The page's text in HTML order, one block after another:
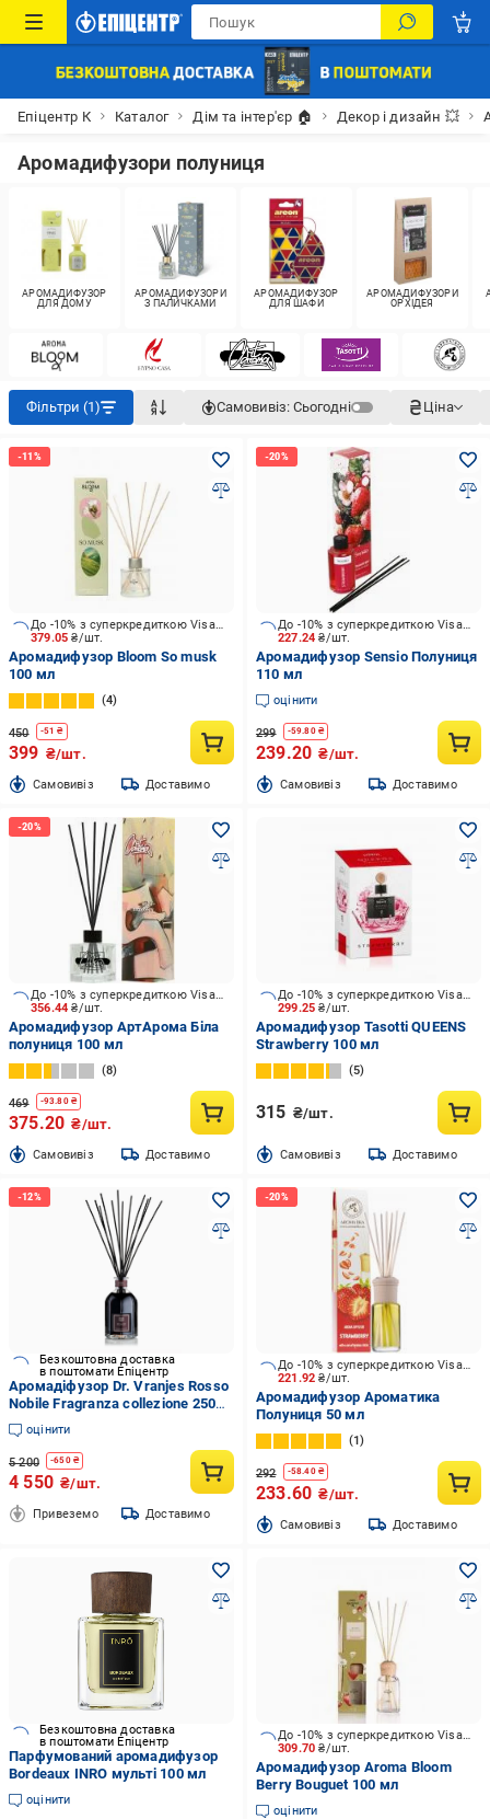
Епіцентр К Каталог Дім та інтер'єр 🏠 Декор і дизайн 💥
Аромадифузори полуниця
АРОМАДИФУЗОР
ДЛЯ ДОМУ
АРОМАДИФУЗОРИ
З ПАЛИЧКАМИ
АРОМАДИФУЗОР
ДЛЯ ШАФИ
АРОМАДИФУЗОРИ
ОРХІДЕЯ
Фільтри (1) Самовивіз: Сьогодні Ціна
379.05₴/шт.
До -10% з суперкредиткою Visa Вигода
Аромадифузор Bloom So musk
100 мл
4
450 -51 ₴
399 ₴/шт.
Cамовивіз Доставимо
227.24₴/шт.
До -10% з суперкредиткою Visa Вигода
Аромадифузор Sensio Полуниця
110 мл
оцінити
299 -59.80₴
239.20 ₴/шт.
Cамовивіз Доставимо
356.44₴/шт.
До -10% з суперкредиткою Visa Вигода
Аромадифузор АртАрома Біла
полуниця 100 мл
8
469 -93.80₴
375.20 ₴/шт.
Cамовивіз Доставимо
299.25₴/шт.
До -10% з суперкредиткою Visa Вигода
Аромадифузор Tasotti QUEENS
Strawberry 100 мл
5
315 ₴/шт.
Cамовивіз Доставимо
Безкоштовна доставка
в поштомати Епіцентр
Аромадіфузор Dr. Vranjes Rosso
Nobile Fragranza collezione 250
мл (FRV0016C)
оцінити
5 200 -650₴
4 550 ₴/шт.
Привеземо Доставимо
221.92₴/шт.
До -10% з суперкредиткою Visa Вигода
Аромадифузор Ароматика
Полуниця 50 мл
1
292 -58.40₴
233.60 ₴/шт.
Cамовивіз Доставимо
Безкоштовна доставка
в поштомати Епіцентр
Парфумований аромадифузор
Bordeaux INRO мульті 100 мл
оцінити
309.70₴/шт.
До -10% з суперкредиткою Visa Вигода
Аромадифузор Aroma Bloom
Berry Bouguet 100 мл
оцінити